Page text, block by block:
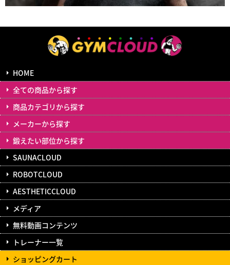
HOME
全ての商品から探す
商品カテゴリから探す
メーカーから探す
鍛えたい部位から探す
SAUNACLOUD
ROBOTCLOUD
AESTHETICCLOUD
メディア
無料動画コンテンツ
トレーナー一覧
ショッピングカート